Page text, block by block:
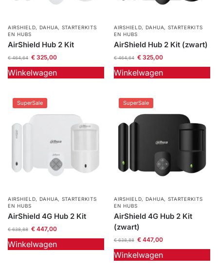
AIRSHIELD, DAHUA, STARTERKITS
EN HUBS
AirShield Hub 2 Kit
€464,64 €325,00
Winkelwagen
AIRSHIELD, DAHUA, STARTERKITS
EN HUBS
AirShield Hub 2 Kit (zwart)
€464,64 €325,00
Winkelwagen
SuperSale
AIRSHIELD, DAHUA, STARTERKITS
EN HUBS
AirShield 4G Hub 2 Kit
€638,88 €447,00
Winkelwagen
SuperSale
AIRSHIELD, DAHUA, STARTERKITS
EN HUBS
AirShield 4G Hub 2 Kit
(zwart)
€638,88 €447,00
Winkelwagen